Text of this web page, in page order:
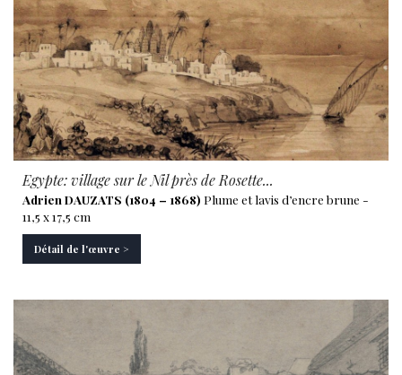
Egypte: village sur le Nil près de Rosette...
Adrien DAUZATS (1804 – 1868) Plume et lavis d’encre brune -
11,5 x 17,5 cm
Détail de l'œuvre >